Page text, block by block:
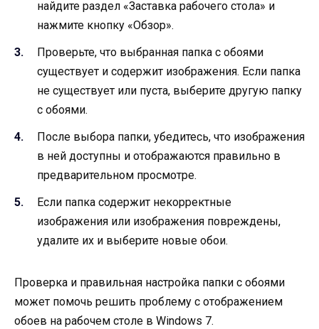
найдите раздел «Заставка рабочего стола» и
нажмите кнопку «Обзор».
Проверьте, что выбранная папка с обоями
существует и содержит изображения. Если папка
не существует или пуста, выберите другую папку
с обоями.
После выбора папки, убедитесь, что изображения
в ней доступны и отображаются правильно в
предварительном просмотре.
Если папка содержит некорректные
изображения или изображения повреждены,
удалите их и выберите новые обои.
Проверка и правильная настройка папки с обоями
может помочь решить проблему с отображением
обоев на рабочем столе в Windows 7.